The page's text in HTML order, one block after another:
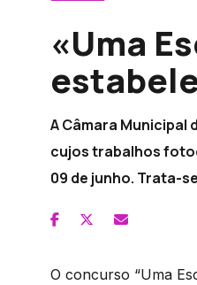
«Uma
A Câmara Municipal
cujos trabalhos
09 de junho. Trata-
O concurso “Uma